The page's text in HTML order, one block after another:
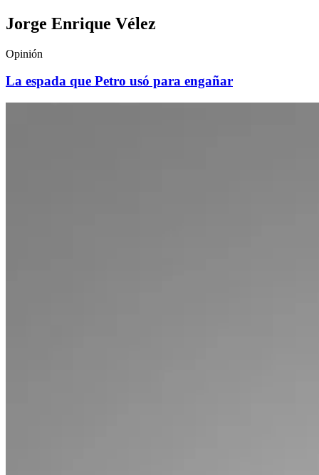
Jorge Enrique Vélez
Opinión
La espada que Petro usó para engañar